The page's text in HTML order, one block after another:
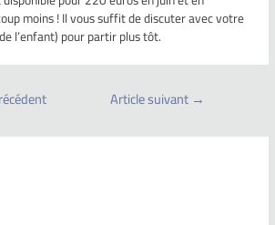
moins ! Il vous suffit de discuter avec votre
l’enfant) pour partir plus tôt.
Article suivant →